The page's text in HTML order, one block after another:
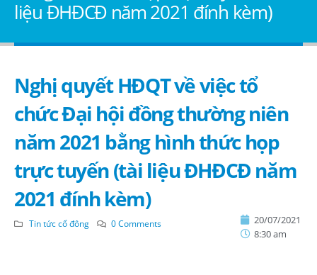
liệu ĐHĐCĐ năm 2021 đính kèm)
Nghị quyết HĐQT về việc tổ
chức Đại hội đồng thường niên
năm 2021 bằng hình thức họp
trực tuyến (tài liệu ĐHĐCĐ năm
2021 đính kèm)
Tin tức cổ đông 0 Comments
20/07/2021
8:30 am